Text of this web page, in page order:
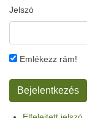
Jelszó
Emlékezz rám!